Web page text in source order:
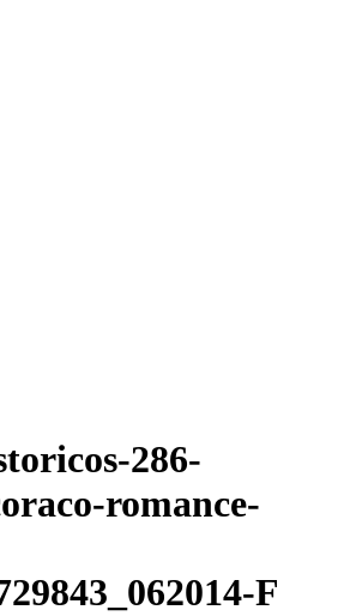
286-
romance-
F